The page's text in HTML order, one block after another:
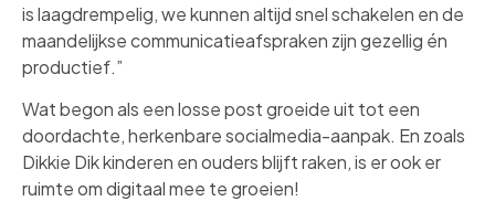
is laagdrempelig, we kunnen altijd snel schakelen en de
maandelijkse communicatieafspraken zijn gezellig én
productief.”
Wat begon als een losse post groeide uit tot een
doordachte, herkenbare socialmedia-aanpak. En zoals
Dikkie Dik kinderen en ouders blijft raken, is er ook er
ruimte om digitaal mee te groeien!